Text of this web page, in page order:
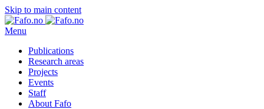
Skip to main content
Menu
Publications
Research areas
Projects
Events
Staff
About Fafo